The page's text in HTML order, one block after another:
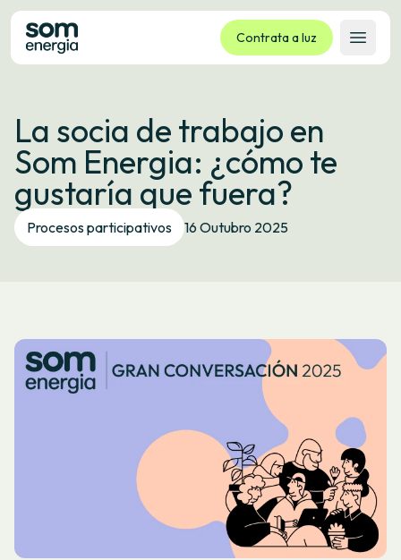
Contrata a luz
Abrir
Tarifas
Servizos
Empresas
La cooperativa
Contacto
La socia de trabajo en
Som Energia: ¿cómo te
gustaría que fuera?
Procesos participativos 16 Outubro 2025